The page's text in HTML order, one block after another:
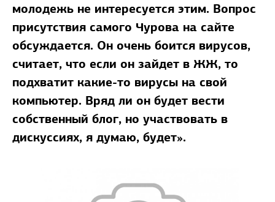
молодежь не интересуется этим. Вопрос
присутствия самого Чурова на сайте
обсуждается. Он очень боится вирусов,
считает, что если он зайдет в ЖЖ, то
подхватит какие-то вирусы на свой
компьютер. Вряд ли он будет вести
собственный блог, но участвовать в
дискуссиях, я думаю, будет».